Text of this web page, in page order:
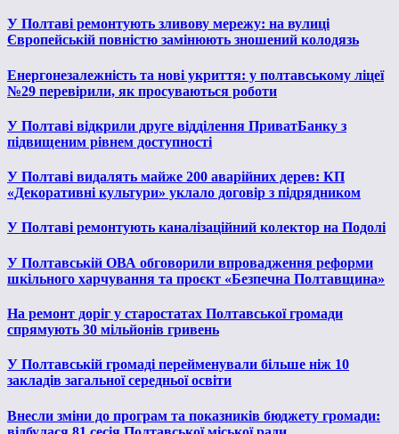
У Полтаві ремонтують зливову мережу: на вулиці
Європейській повністю замінюють зношений колодязь
Енергонезалежність та нові укриття: у полтавському ліцеї
№29 перевірили, як просуваються роботи
У Полтаві відкрили друге відділення ПриватБанку з
підвищеним рівнем доступності
У Полтаві видалять майже 200 аварійних дерев: КП
«Декоративні культури» уклало договір з підрядником
У Полтаві ремонтують каналізаційний колектор на Подолі
У Полтавській ОВА обговорили впровадження реформи
шкільного харчування та проєкт «Безпечна Полтавщина»
На ремонт доріг у старостатах Полтавської громади
спрямують 30 мільйонів гривень
У Полтавській громаді перейменували більше ніж 10
закладів загальної середньої освіти
Внесли зміни до програм та показників бюджету громади: